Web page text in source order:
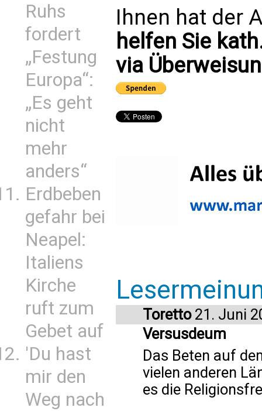
Ruhs
fordert
„Festung
Europa“:
„Es geht
nicht
mehr
anders“
Erdbeben
gefahr bei
Neapel:
Italiens
Kirche
ruft zum
Gebet auf
'Du hast
mir den
Weg nach
Ihnen hat der
helfen Sie
via
Toretto21. Juni
Versusdeum
Das Beten auf
vielen anderen
es die